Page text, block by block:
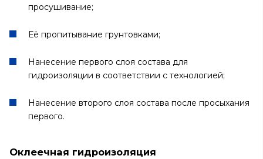
просушивание;
Её пропитывание грунтовками;
Нанесение первого слоя состава для
гидроизоляции в соответствии с технологией;
Нанесение второго слоя состава после просыхания
первого.
Оклеечная гидроизоляция